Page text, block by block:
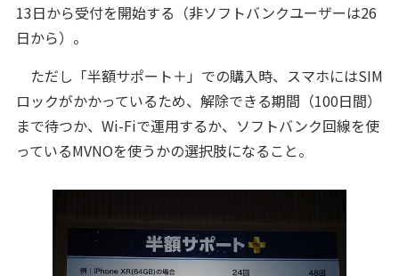
13日から受付を開始する（非ソフトバンクユーザーは26
日から）。
ただし「半額サポート＋」での購入時、スマホにはSIM
ロックがかかっているため、解除できる期間（100日間）
まで待つか、Wi-Fiで運用するか、ソフトバンク回線を使
っているMVNOを使うかの選択肢になること。